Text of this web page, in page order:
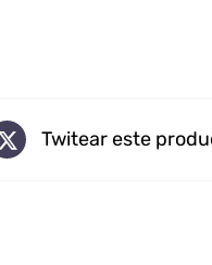
Twitear este